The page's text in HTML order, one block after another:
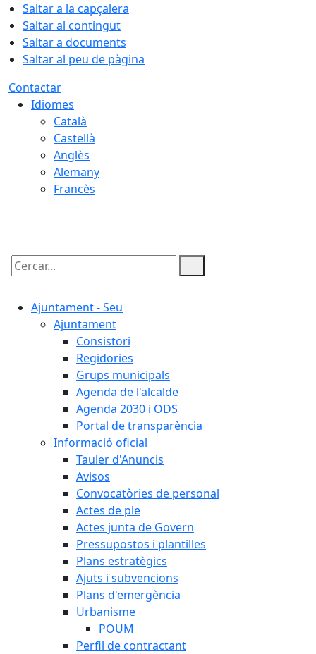
Saltar a la capçalera
Saltar al contingut
Saltar a documents
Saltar al peu de pàgina
Contactar
Idiomes
Català
Castellà
Anglès
Alemany
Francès
Cercar:
Ajuntament - Seu
Ajuntament
Consistori
Regidories
Grups municipals
Agenda de l'alcalde
Agenda 2030 i ODS
Portal de transparència
Informació oficial
Tauler d'Anuncis
Avisos
Convocatòries de personal
Actes de ple
Actes junta de Govern
Pressupostos i plantilles
Plans estratègics
Ajuts i subvencions
Plans d'emergència
Urbanisme
POUM
Perfil de contractant